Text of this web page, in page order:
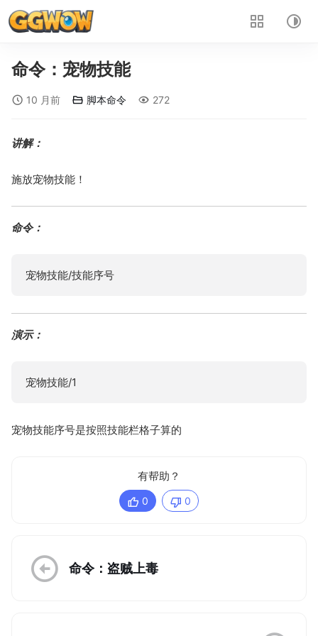
命令：宠物技能
10 月前 脚本命令 272
讲解：
施放宠物技能！
命令：
宠物技能/技能序号
演示：
宠物技能/1
宠物技能序号是按照技能栏格子算的
有帮助？
0 0
命令：盗贼上毒